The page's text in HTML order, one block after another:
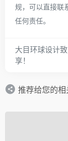
规，可以直接联
任何责任。
大目环球设计
享！
推荐给您的